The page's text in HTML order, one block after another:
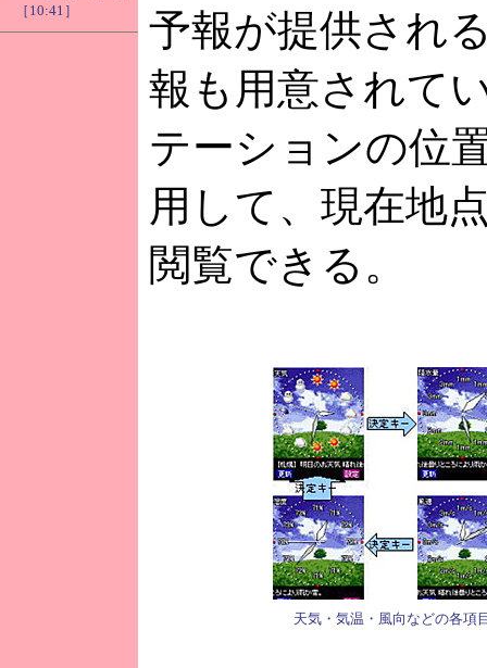
［10:41］
予報が提供され
報も用意されて
テーションの位
用して、現在地
閲覧できる。
天気・気温・風向などの各項